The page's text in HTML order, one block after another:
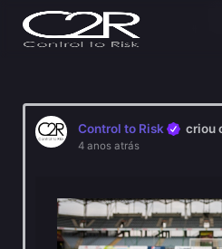
Skip to main content
Control to Risk criou
4 anos atrás